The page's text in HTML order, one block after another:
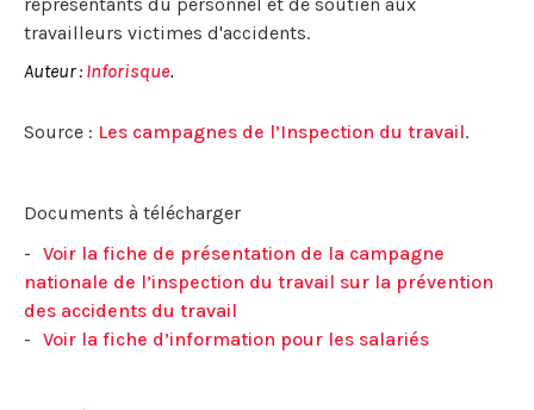
travailleurs victimes d'accidents.
Auteur : Inforisque.
Source : Les campagnes de l’Inspection du travail.
Documents à télécharger
Voir la fiche de présentation de la campagne
nationale de l’inspection du travail sur la prévention
des accidents du travail
Voir la fiche d’information pour les salariés